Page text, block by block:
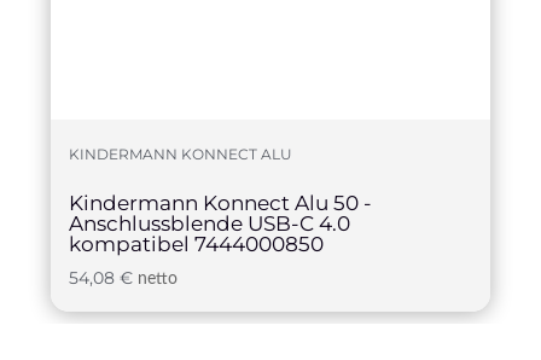
KINDERMANN KONNECT ALU
Kindermann Konnect Alu 50 -
Anschlussblende USB-C 4.0
kompatibel 7444000850
54,08€ netto